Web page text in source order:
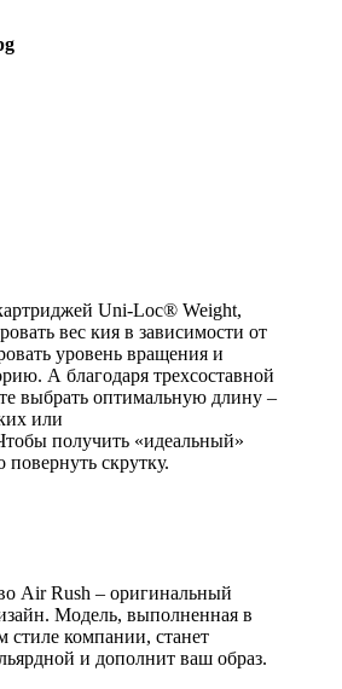
Uni-Loc® Weight,
вес кия в зависимости от
уровень вращения и
А благодаря трехсоставной
выбрать оптимальную длину –
или
получить «идеальный»
повернуть скрутку.
Air Rush – оригинальный
Модель, выполненная в
компании, станет
и дополнит ваш образ.